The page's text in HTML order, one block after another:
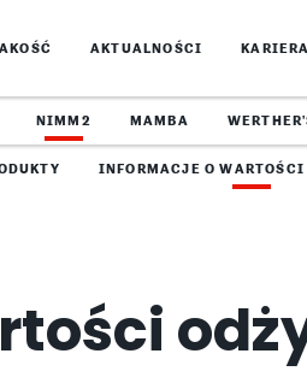
NIMM2
INFORMACJE O
MAMBA
AKTUALNOŚCI KARIERA